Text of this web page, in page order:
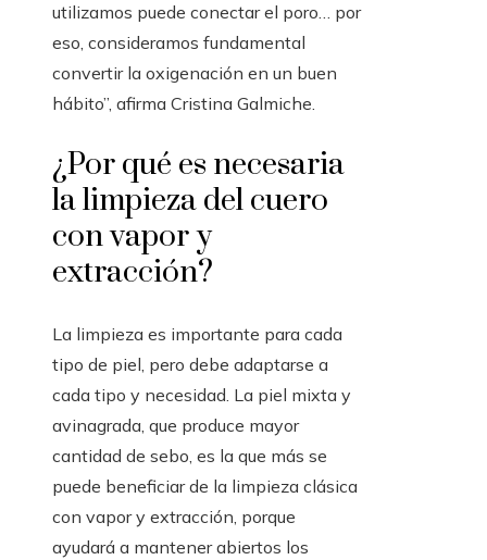
utilizamos puede conectar el poro… por
eso, consideramos fundamental
convertir la oxigenación en un buen
hábito”, afirma Cristina Galmiche.
¿Por qué es necesaria
la limpieza del cuero
con vapor y
extracción?
La limpieza es importante para cada
tipo de piel, pero debe adaptarse a
cada tipo y necesidad. La piel mixta y
avinagrada, que produce mayor
cantidad de sebo, es la que más se
puede beneficiar de la limpieza clásica
con vapor y extracción, porque
ayudará a mantener abiertos los